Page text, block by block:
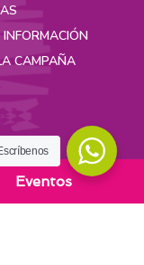
CAMPAÑA
Colombia
Eventos